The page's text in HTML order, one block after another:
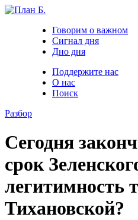
Говорим о важном
Сигнал дня
Дно дня
Поддержите нас
О нас
Поиск
Разбор
Сегодня
срок
легитимность
Тихановской?